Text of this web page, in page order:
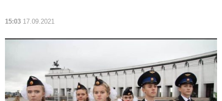
15:03 17.09.2021